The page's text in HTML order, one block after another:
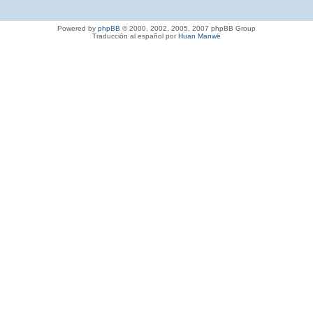
Powered by phpBB © 2000, 2002, 2005, 2007 phpBB Group
Traducción al español porHuan Manwë